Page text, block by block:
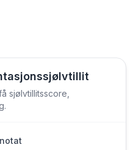
sjølvtillitsscore,